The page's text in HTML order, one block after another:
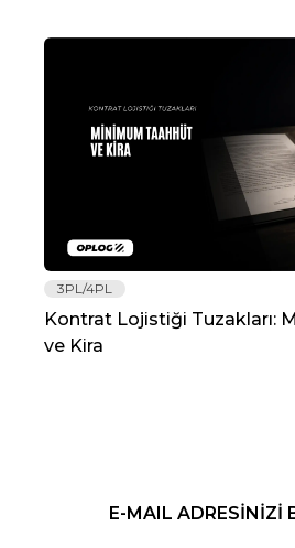
3PL/4PL
Kontrat Lojistiği Tuzakları:
ve Kira
E-MAIL ADRESİNİZİ